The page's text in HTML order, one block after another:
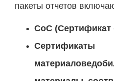
пакеты отчетов
CoC (Сертификат
Сертификаты